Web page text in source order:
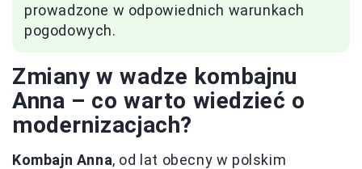
prowadzone w odpowiednich warunkach
pogodowych.
Zmiany w wadze kombajnu
Anna – co warto wiedzieć o
modernizacjach?
Kombajn Anna, od lat obecny w polskim